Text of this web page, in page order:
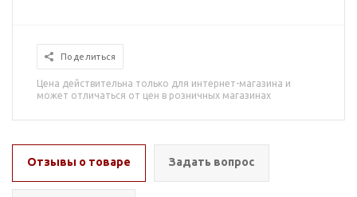
Поделиться
Цена действительна только для интернет-магазина и
может отличаться от цен в розничных магазинах
Отзывы о товаре Задать вопрос